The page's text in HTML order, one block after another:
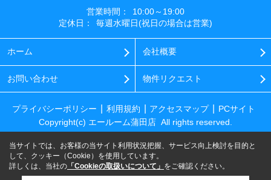
営業時間：
10:00～19:00
定休日：
毎週水曜日(祝日の場合は営業)
ホーム 会社概要
お問い合わせ 物件リクエスト
プライバシーポリシー 利用規約 アクセスマップ
PCサイト
Copyright(c) エールーム蒲田店 All rights reserved.
当サイトでは、お客様の当サイト利用状況把握、サービス向上検討を目的と
して、クッキー（Cookie）を使用しています。
詳しくは、当社の 「Cookieの取扱いについて」 をご確認ください。